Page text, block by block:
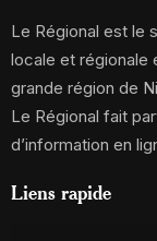
Le Régional est le
locale et régionale
grande région de
Le Régional fait
d’information en
Liens rapide